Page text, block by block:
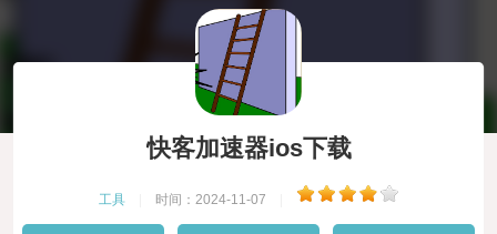
快客加速器ios下载
工具 时间：2024-11-07